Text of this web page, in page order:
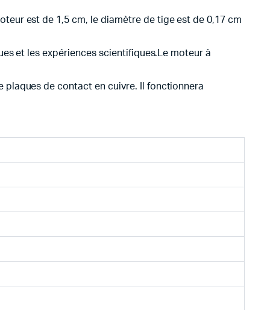
est de 1,5 cm, le diamètre de tige est de 0,17 cm
et les expériences scientifiques.Le moteur à
de contact en cuivre. Il fonctionnera